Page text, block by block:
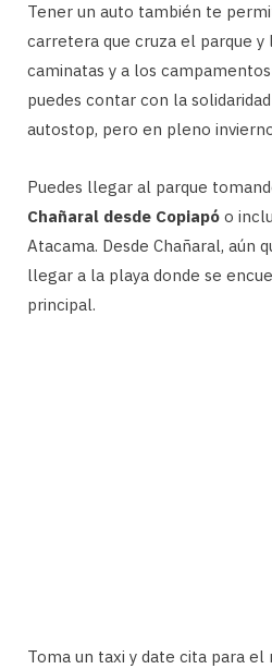
Tener un auto también te
carretera que cruza el parque y
caminatas y a los
puedes contar con la
autostop, pero en pleno
Puedes llegar al parque
Chañaral desde Copiapó o
Atacama. Desde Chañaral, aún
llegar a la playa donde se
principal.
Toma un taxi y date cita para